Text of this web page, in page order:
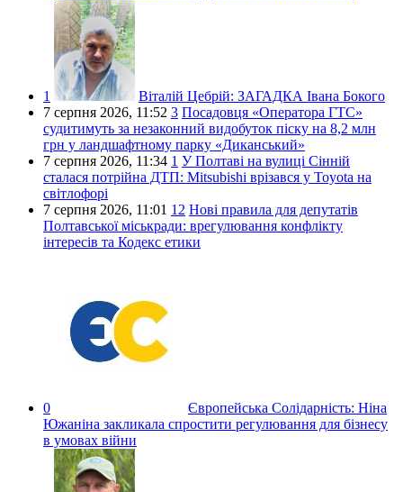
1 Віталій Цебрій: ЗАГАДКА Івана Бокого
7 серпня 2026, 11:52 3 Посадовця «Оператора ГТС»
судитимуть за незаконний видобуток піску на 8,2 млн
грн у ландшафтному парку «Диканський»
7 серпня 2026, 11:34 1 У Полтаві на вулиці Сінній
сталася потрійна ДТП: Mitsubishi врізався у Toyota на
світлофорі
7 серпня 2026, 11:01 12 Нові правила для депутатів
Полтавської міськради: врегулювання конфлікту
інтересів та Кодекс етики
0 Європейська Солідарність: Ніна
Южаніна закликала спростити регулювання для бізнесу
в умовах війни